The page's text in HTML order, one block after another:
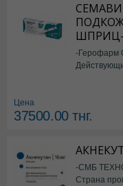
ШПРИЦ-
-Герофарм
Цена
37500.00тнг.
-СМБ
Страна